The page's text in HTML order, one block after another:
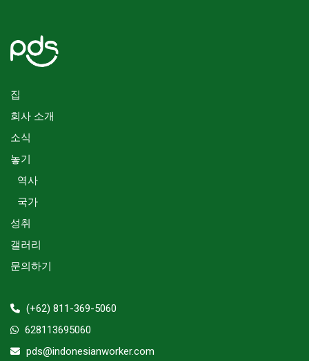
집
회사 소개
소식
놓기
역사
국가
성취
갤러리
문의하기
(+62) 811-369-5060
628113695060
pds@indonesianworker.com